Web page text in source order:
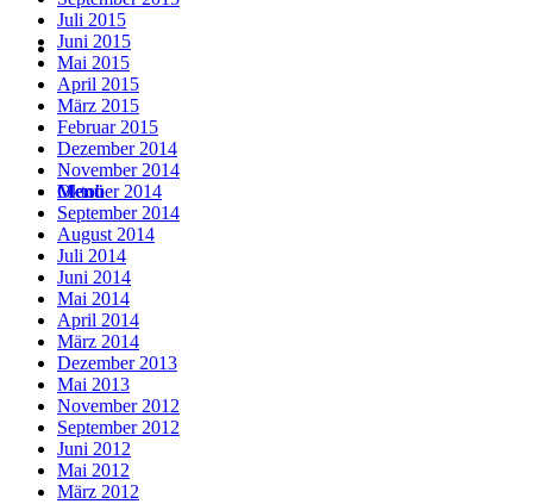
Suche
MenüMenü
Juli 2015
Juni 2015
Mai 2015
April 2015
März 2015
Februar 2015
Dezember 2014
November 2014
Oktober 2014
September 2014
August 2014
Juli 2014
Juni 2014
Mai 2014
April 2014
März 2014
Dezember 2013
Mai 2013
November 2012
September 2012
Juni 2012
Mai 2012
März 2012